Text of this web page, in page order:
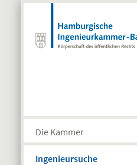
Direkt zum Inhalt
Die Kammer
Ingenieursuche